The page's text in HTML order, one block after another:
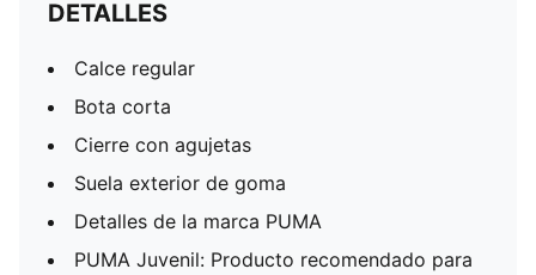
DETALLES
Calce regular
Bota corta
Cierre con agujetas
Suela exterior de goma
Detalles de la marca PUMA
PUMA Juvenil: Producto recomendado para